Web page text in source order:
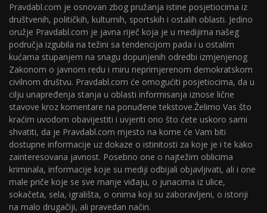
Pravdabl.com je osnovan zbog pružanja istine posjetiocima iz
društvenih, političkih, kulturnih, sportskih i ostalih oblasti. Jedino
oružje Pravdabl.com je javna riječ koja je u medijima našeg
područja izgubila na težini sa tendencijom pada i u ostalim
kućama stupanjem na snagu dopunjenih odredbi izmjenjenog
Zakonom o javnom redu i miru neprimjerenom demokratskom
civilnom društvu. Pravdabl.com će omogućiti posjetiocima, da u
cilju unapređenja stanja u oblasti informisanja iznose lične
stavove kroz komentare na ponuđene tekstove.Želimo Vas što
kraćim uvodom obavijestiti i uvjeriti ono što ćete uskoro sami
shvatiti, da je Pravdabl.com mjesto na kome će Vam biti
dostupne informacije uz dokaze o istinitosti za koje je i te kako
zainteresovana javnost. Posebno one o najtežim oblicima
kriminala, informacije koje su mediji odbijali objavljivati, ali i one
male priče koje se sve manje viđaju, o junacima iz ulice,
sokačeta, sela, igrališta, o onima koji su zaboravljeni, o istoriji
na malo drugačiji, ali pravedan način.